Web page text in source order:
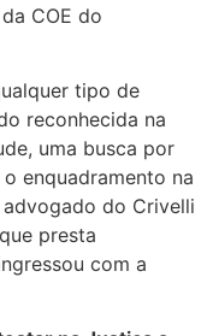
COE do
tipo de
reconhecida na
uma busca por
enquadramento na
advogado do Crivelli
presta
com a